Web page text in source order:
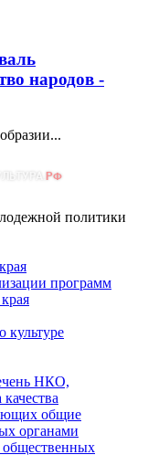
народов -
политики
программ
культуре
НКО,
общие
органами